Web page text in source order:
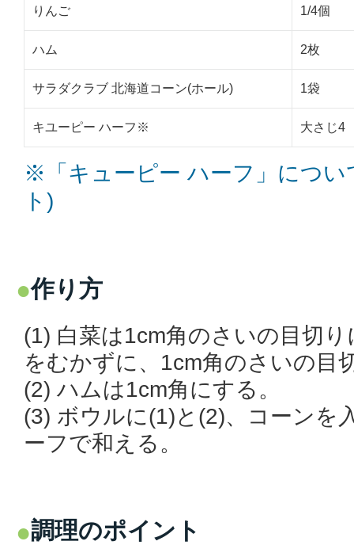
りんご 1/4個
ハム 2枚
サラダクラブ 北海道コーン(ホール) 1袋
キユーピー ハーフ※ 大
※「キューピー ハーフ」につい
ト)
作り方
(1) 白菜は1cm角のさいの目切
をむかずに、1cm角のさいの目
(2) ハムは1cm角にする。
(3) ボウルに(1)と(2)、コーンを
ーフで和える。
調理のポイント